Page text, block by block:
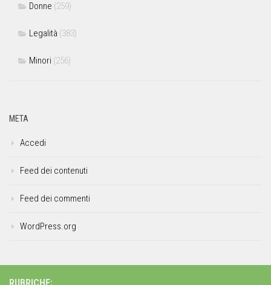
Donne (259)
Legalità (383)
Minori (256)
META
Accedi
Feed dei contenuti
Feed dei commenti
WordPress.org
RUBRICHE: